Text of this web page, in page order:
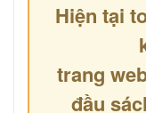
Hiện tại
trang
đầu